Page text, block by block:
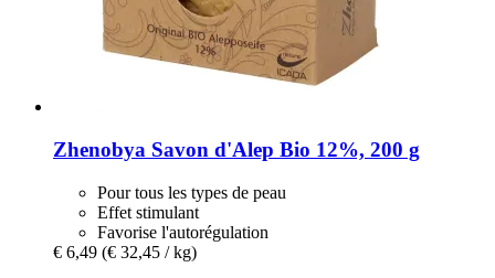
Zhenobya Savon d'Alep Bio 12%, 200 g
Pour tous les types de peau
Effet stimulant
Favorise l'autorégulation
€ 6,49 (€ 32,45 / kg)